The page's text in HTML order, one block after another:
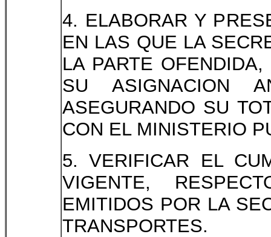
4. ELABORAR Y
EN LAS QUE LA
LA PARTE
SU ASIGNACION
ASEGURANDO SU
CON EL MINISTERIO
5. VERIFICAR EL
VIGENTE,
EMITIDOS POR LA
TRANSPORTES.